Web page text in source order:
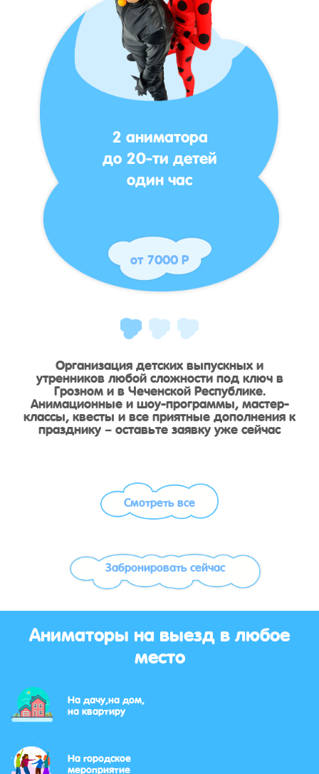
2 аниматора
до 20-ти детей
один час
от 7000 Р
Организация детских выпускных и
утренников любой сложности под ключ в
Грозном и в Чеченской Республике.
Анимационные и шоу-программы, мастер-
классы, квесты и все приятные дополнения к
празднику – оставьте заявку уже сейчас
Смотреть все
Забронировать сейчас
Аниматоры на выезд в любое
место
На дачу,на дом,
на квартиру
На городское
мероприятие